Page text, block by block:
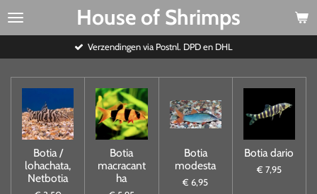
Ga
House of Shrimps
Verzendingen via Postnl. DPD en DHL
Botia /
lohachata,
Netbotia
Botia
macracant
ha
Botia
modesta
€ 6,95
Botia dario
€ 7,95